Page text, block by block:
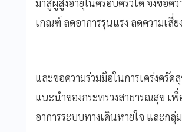
เกณฑ์ ลดอาการรุนแรง ลดความเสี่ย
และขอความร่วมมือในการเคร่งครั
แนะนำของกระทรวงสาธารณสุข เ
อาการระบบทางเดินหายใจ และกลุ่